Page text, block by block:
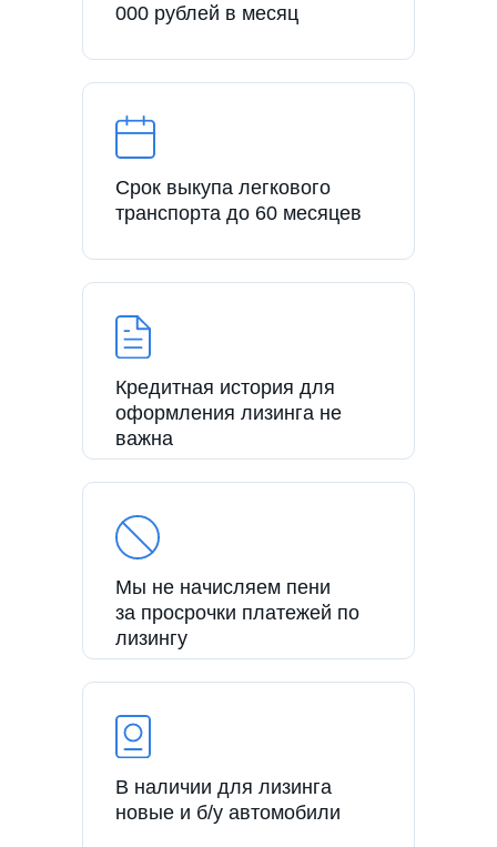
000 рублей в месяц
Срок выкупа легкового
транспорта до 60 месяцев
Кредитная история для
оформления лизинга не
важна
Мы не начисляем пени
за просрочки платежей по
лизингу
В наличии для лизинга
новые и б/у автомобили